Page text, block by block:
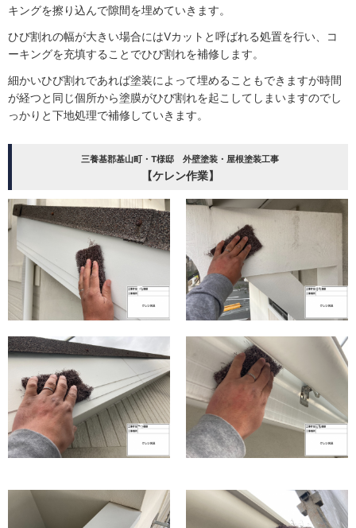
キングを擦り込んで隙間を埋めていきます。
ひび割れの幅が大きい場合にはVカットと呼ばれる処置を行い、コ
ーキングを充填することでひび割れを補修します。
細かいひび割れであれば塗装によって埋めることもできますが時間
が経つと同じ個所から塗膜がひび割れを起こしてしまいますのでし
っかりと下地処理で補修していきます。
三養基郡基山町・T様邸 外壁塗装・屋根塗装工事
【ケレン作業】